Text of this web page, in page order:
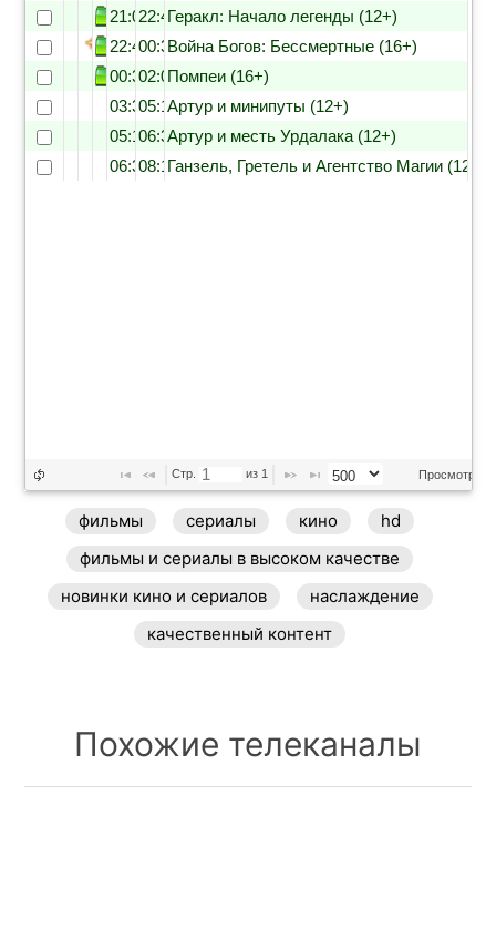
21:0022:40Геракл: Начало легенды (12+)
22:4000:30Война Богов: Бессмертные (16+)
00:3002:00Помпеи (16+)
03:3505:10Артур и минипуты (12+)
05:1006:30Артур и месть Урдалака (12+)
06:3008:15Ганзель, Гретель и Агентство Магии (12+)
Стр. из 1 Просмотр 1 -
фильмы сериалы кино
hd
фильмы и сериалы в высоком качестве
новинки кино и сериалов
наслаждение
качественный контент
Похожие телеканалы